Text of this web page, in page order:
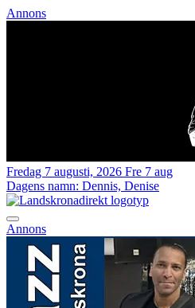
Annons
Fredag 7 augusti, 2026 Fre 7 aug
Dagens namn: Dennis, Denise
Annons